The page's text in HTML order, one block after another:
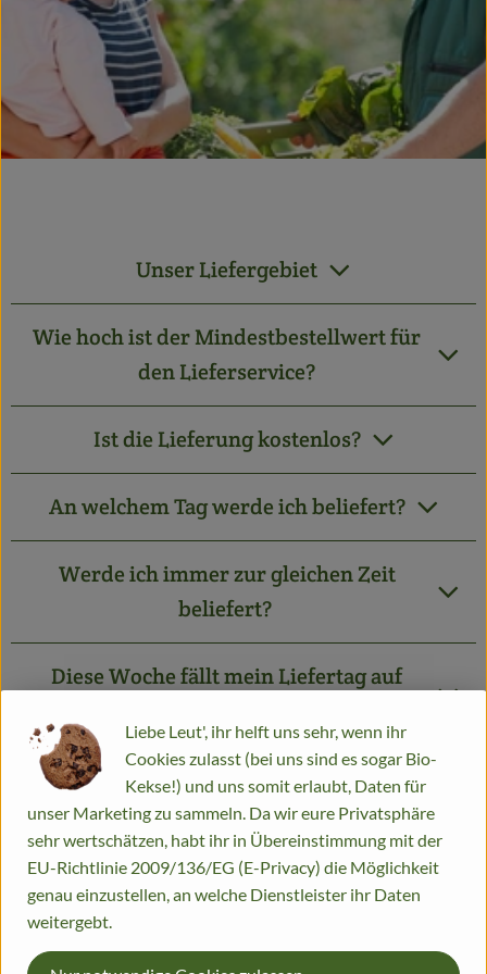
Getränke
Alles Andere
Apfelbacher Kiste
Feste
Unser Liefergebiet
Wie hoch ist der Mindestbestellwert für
den Lieferservice?
Ist die Lieferung kostenlos?
An welchem Tag werde ich beliefert?
Werde ich immer zur gleichen Zeit
beliefert?
Diese Woche fällt mein Liefertag auf
Warum kommt meine Kiste nicht zur
gewohnten Zeit, obwohl mein Liefertag
nicht auf den Feiertag fällt?
Muss ich zu Hause sein, wenn die
Lieferung kommt?
Liebe Leut', ihr helft uns sehr, wenn ihr
Cookies zulasst (bei uns sind es sogar Bio-
Kekse!) und uns somit erlaubt, Daten für
unser Marketing zu sammeln. Da wir eure Privatsphäre
sehr wertschätzen, habt ihr in Übereinstimmung mit der
EU-Richtlinie 2009/136/EG (E-Privacy) die Möglichkeit
genau einzustellen, an welche Dienstleister ihr Daten
weitergebt.